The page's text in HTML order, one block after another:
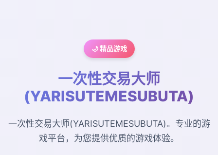
🌙 精品游戏
一次性交易大师
(YARISUTEMESUBUTA)
一次性交易大师(YARISUTEMESUBUTA)。专业的游
戏平台，为您提供优质的游戏体验。